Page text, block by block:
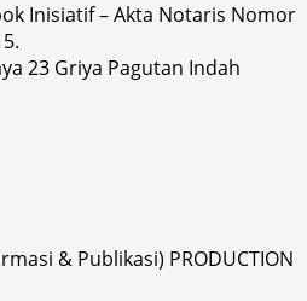
Inisiatif – Akta Notaris Nomor
23 Griya Pagutan Indah
& Publikasi) PRODUCTION